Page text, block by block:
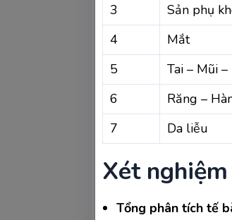
3
Sản phụ
4
Mắt
5
Tai – Mũi
6
Răng –
7
Da liễu
Xét
Tổng phân tích tế